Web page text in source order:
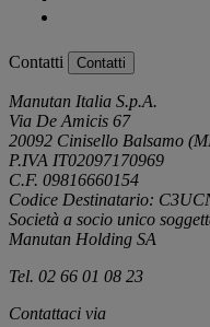
Contatti Contatti
Manutan Italia S.p.A.
Via De Amicis 67
20092 Cinisello Balsamo
P.IVA IT02097170969
C.F. 09816660154
Codice Destinatario:
Società a socio unico
Manutan Holding SA
Tel. 02 66 01 08 23
Contattaci via